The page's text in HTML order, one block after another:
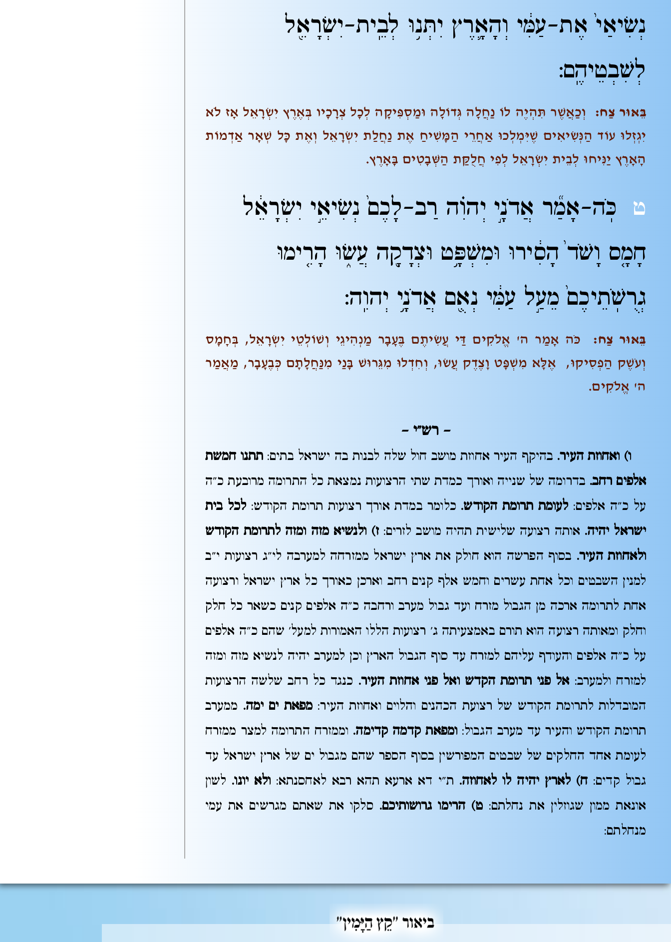
נְשִׂיאַי֙ אֶת-עַמִּ֔י וְהָאָ֛רֶץ יִתְּנ֥וּ לְבֵֽית-יִשְׂרָאֵ֖ל
לְשִׁבְטֵיהֶֽם:
בֵּאוּר צַח: וְכַאֲשֶׁר תִּהְיֶה לוֹ נַחֲלָה גְּדוֹלָה וּמַסְפִּיקָה לְכָל צְרָכָיו בְּאֶרֶץ יִשְׂרָאֵל אָז לֹא
יִגְזְלוּ עוֹד הַנְּשִׂיאִים שֶׁיִּמְלְכוּ אַחֲרֵי הַמָּשִׁיחַ אֶת נַחֲלַת יִשְׂרָאֵל וְאֶת כָּל שְׁאָר אַדְמוֹת
הָאָרֶץ יַנִּיחוּ לְבֵית יִשְׂרָאֵל לְפִי חֲלֻקַּת הַשְּׁבָטִים בָּאָרֶץ.
ט כֹּֽה-אָמַ֞ר אֲדֹנָ֣י יְהוִ֗ה רַב-לָכֶם֙ נְשִׂיאֵ֣י יִשְׂרָאֵ֔ל
חָמָ֤ס וָשֹׁד֙ הָסִ֔ירוּ וּמִשְׁפָּ֥ט וּצְדָקָ֖ה עֲשׂ֑וּ הָרִ֤ימוּ
גְרֻשֹֽׁתֵיכֶם֙ מֵעַ֣ל עַמִּ֔י נְאֻ֖ם אֲדֹנָ֥י יְהוִֽה:
בֵּאוּר צַח:
כֹּה אָמַר ה' אֱלֹקִים דַּי עֲשִׂיתֶם בֶּעָבָר מַנְהִיגֵי וְשׁוֹלְטֵי יִשְׂרָאֵל, בְּחָמָס
וְעֹשֶׁק הַפְסִיקוּ, אֶלָּא מִשְׁפָּט וָצֶדֶק עֲשׂוּ, וְחִדְלוּ מִגֵּרוּשׁ בָּנַי מִנַּחֲלָתָם כְּבֶעָבָר, מַאֲמַר
ה' אֱלֹקִים.
– רש"י–
ו) ואחוזת העיר. בהיקף העיר אחוזת מושב חול שלה לבנות בה ישראל בתים: תתנו חמשת
אלפים רחב. בדרומה של שנייה ואורך כמדת שתי הרצועות נמצאת כל התרומה מרובעת כ"ה
על כ"ה אלפים:לעומת תרומת הקודש. כלומר במדת אורך רצועות תרומת הקודש:לכל בית
ישראל יהיה. אותה רצועה שלישית תהיה מושב לזרים:ז) ולנשיא מזה ומזה לתרומת הקודש
ולאחוזת העיר. בסוף הפרשה הוא חולק את ארץ ישראל ממזרחה למערבה לי"ג רצועות י"ב
למנין השבטים וכל אחת עשרים וחמש אלף קנים רחב וארכן כאורך כל ארץ ישראל ורצועה
אחת לתרומה ארכה מן הגבול מזרח ועד גבול מערב ורחבה כ"ה אלפים קנים כשאר כל חלק
וחלק ומאותה רצועה הוא תורם באמצעיתה ג' רצועות הללו האמורות למעל' שהם כ"ה אלפים
על כ"ה אלפים והעודף עליהם למזרח עד סוף הגבול הארץ וכן למערב יהיה לנשיא מזה ומזה
למזרח ולמערב:אל פני תרומת הקדש ואל פני אחוזת העיר. כנגד כל רחב שלשה הרצועות
המובדלות לתרומת הקודש של רצועת הכהנים והלוים ואחוזת העיר: מפאת ים ימה. ממערב
תרומת הקודש והעיר עד מערב הגבול:ומפאת קדמה קדימה. וממזרח התרומה למצר ממזרח
לעומת אחד החלקים של שבטים המפורשין בסוף הספר שהם מגבול ים של ארץ ישראל עד
גבול קדים:ח) לארץ יהיה לו לאחוזה. ת"י דא ארעא תהא רבא לאחסנתא: ולא יונו. לשון
אונאת ממון שגוזלין את נחלתם: ט) הרימו גרושותיכם. סלקו את שאתם מגרשים את עמי
מנחלתם: